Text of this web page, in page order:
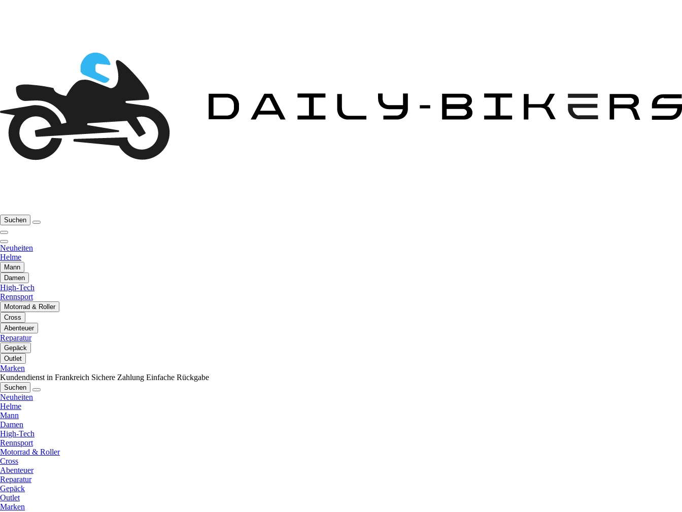
Suchen
Neuheiten
Helme
Mann
Damen
High-Tech
Rennsport
Motorrad & Roller
Cross
Abenteuer
Reparatur
Gepäck
Outlet
Marken
Kundendienst in Frankreich Sichere Zahlung Einfache Rückgabe
Suchen
Neuheiten
Helme
Mann
Damen
High-Tech
Rennsport
Motorrad & Roller
Cross
Abenteuer
Reparatur
Gepäck
Outlet
Marken